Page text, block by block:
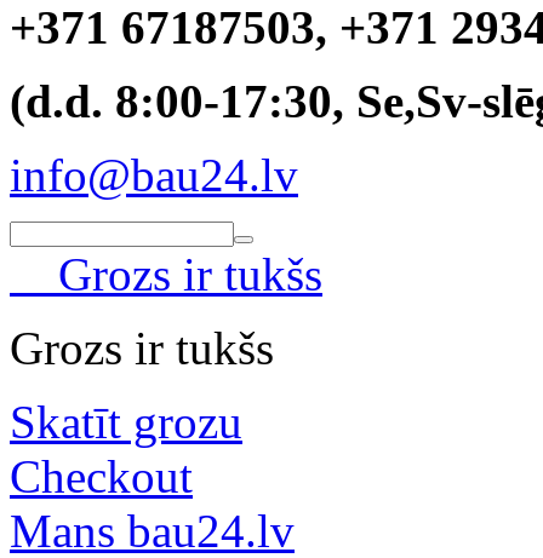
+371 67187503, +371
(d.d. 8:00-17:30, Se,Sv-
info@bau24.lv
Grozs ir tukšs
Grozs ir tukšs
Skatīt grozu
Checkout
Mans bau24.lv